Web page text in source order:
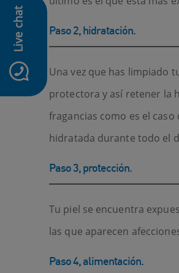
Live chat Paso 2, hidratación.
Una vez que has limpiado
protectora y así retener la
fragancias como es el caso
hidratada durante todo el
Paso 3, protección.
Tu piel se encuentra
las que aparecen
Paso 4, alimentación.